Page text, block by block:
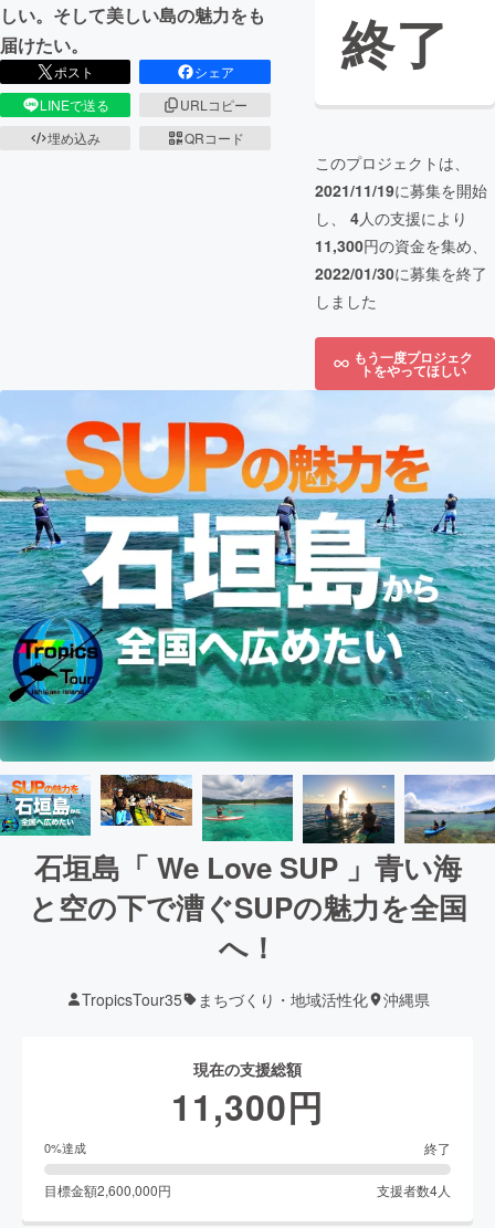
しい。そして美しい島の魅力をも
届けたい。
ポスト
シェア
LINEで送る
URLコピー
埋め込み
QRコード
終了
このプロジェクトは、
2021/11/19に募集を開始
し、 4人の支援により
11,300円の資金を集め、
2022/01/30に募集を終了
しました
もう一度プロジェク
トをやってほしい
石垣島「 We Love SUP 」青い海
と空の下で漕ぐSUPの魅力を全国
へ！
TropicsTour35 まちづくり・地域活性化 沖縄県
現在の支援総額
11,300円
0%達成 終了
目標金額2,600,000円 支援者数4人